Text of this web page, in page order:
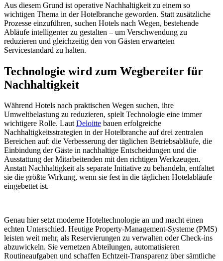
Aus diesem Grund ist operative Nachhaltigkeit zu einem so
wichtigen Thema in der Hotelbranche geworden. Statt zusätzliche
Prozesse einzuführen, suchen Hotels nach Wegen, bestehende
Abläufe intelligenter zu gestalten – um Verschwendung zu
reduzieren und gleichzeitig den von Gästen erwarteten
Servicestandard zu halten.
Technologie wird zum Wegbereiter für
Nachhaltigkeit
Während Hotels nach praktischen Wegen suchen, ihre
Umweltbelastung zu reduzieren, spielt Technologie eine immer
wichtigere Rolle. LautDeloitte bauen erfolgreiche
Nachhaltigkeitsstrategien in der Hotelbranche auf drei zentralen
Bereichen auf: die Verbesserung der täglichen Betriebsabläufe, die
Einbindung der Gäste in nachhaltige Entscheidungen und die
Ausstattung der Mitarbeitenden mit den richtigen Werkzeugen.
Anstatt Nachhaltigkeit als separate Initiative zu behandeln, entfaltet
sie die größte Wirkung, wenn sie fest in die täglichen Hotelabläufe
eingebettet ist.
Genau hier setzt moderne Hoteltechnologie an und macht einen
echten Unterschied. Heutige Property-Management-Systeme (PMS)
leisten weit mehr, als Reservierungen zu verwalten oder Check-ins
abzuwickeln. Sie vernetzen Abteilungen, automatisieren
Routineaufgaben und schaffen Echtzeit-Transparenz über sämtliche